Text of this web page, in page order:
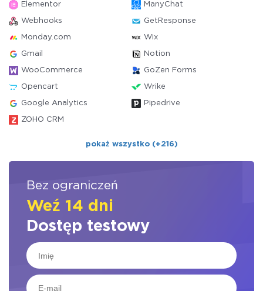
Elementor ManyChat
Webhooks GetResponse
Monday.com Wix
Gmail Notion
WooCommerce GoZen Forms
Opencart Wrike
Google Analytics Pipedrive
ZOHO CRM
pokaż wszystko (+216)
Bez ograniczeń
Weź 14 dni
Dostęp testowy